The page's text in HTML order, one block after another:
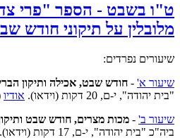
ט"ו בשבט - הספר "פרי
מלובלין על תיקוני חודש
שיעורים נפרדים:
שיעור א' - חודש שבט, אכילה ותיקון
"בית יהודה", י-ם, 20 דקות (וידאו).
אודיו
שיעור ב' - מכות מצרים, חודש שבט
ביה"כ "בית יהודה", י-ם, 17 דקות (וידאו).